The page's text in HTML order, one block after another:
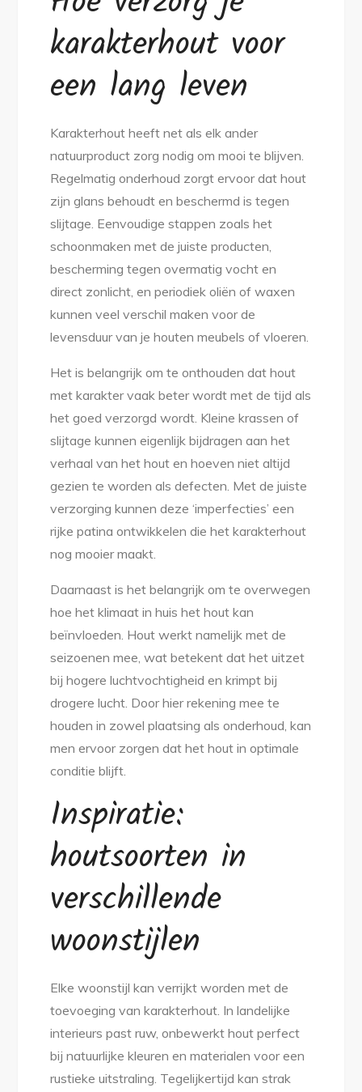
karakterhout voor
een lang leven
Karakterhout heeft net als elk ander
natuurproduct zorg nodig om mooi te blijven.
Regelmatig onderhoud zorgt ervoor dat hout
zijn glans behoudt en beschermd is tegen
slijtage. Eenvoudige stappen zoals het
schoonmaken met de juiste producten,
bescherming tegen overmatig vocht en
direct zonlicht, en periodiek oliën of waxen
kunnen veel verschil maken voor de
levensduur van je houten meubels of vloeren.
Het is belangrijk om te onthouden dat hout
met karakter vaak beter wordt met de tijd als
het goed verzorgd wordt. Kleine krassen of
slijtage kunnen eigenlijk bijdragen aan het
verhaal van het hout en hoeven niet altijd
gezien te worden als defecten. Met de juiste
verzorging kunnen deze ‘imperfecties’ een
rijke patina ontwikkelen die het karakterhout
nog mooier maakt.
Daarnaast is het belangrijk om te overwegen
hoe het klimaat in huis het hout kan
beïnvloeden. Hout werkt namelijk met de
seizoenen mee, wat betekent dat het uitzet
bij hogere luchtvochtigheid en krimpt bij
drogere lucht. Door hier rekening mee te
houden in zowel plaatsing als onderhoud, kan
men ervoor zorgen dat het hout in optimale
conditie blijft.
Inspiratie:
houtsoorten in
verschillende
woonstijlen
Elke woonstijl kan verrijkt worden met de
toevoeging van karakterhout. In landelijke
interieurs past ruw, onbewerkt hout perfect
bij natuurlijke kleuren en materialen voor een
rustieke uitstraling. Tegelijkertijd kan strak